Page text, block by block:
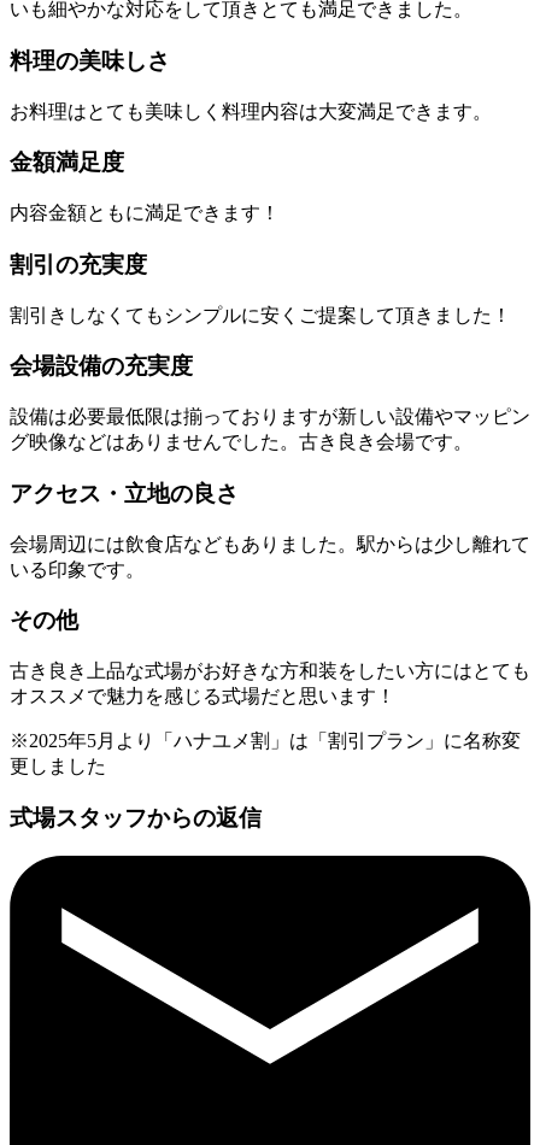
いも細やかな対応をして頂きとても満足できました。
料理の美味しさ
お料理はとても美味しく料理内容は大変満足できます。
金額満足度
内容金額ともに満足できます！
割引の充実度
割引きしなくてもシンプルに安くご提案して頂きました！
会場設備の充実度
設備は必要最低限は揃っておりますが新しい設備やマッピン
グ映像などはありませんでした。古き良き会場です。
アクセス・立地の良さ
会場周辺には飲食店などもありました。駅からは少し離れて
いる印象です。
その他
古き良き上品な式場がお好きな方和装をしたい方にはとても
オススメで魅力を感じる式場だと思います！
※2025年5月より「ハナユメ割」は「割引プラン」に名称変
更しました
式場スタッフからの返信